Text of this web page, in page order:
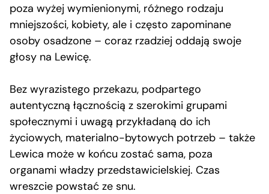
poza wyżej wymienionymi, różnego rodzaju
mniejszości, kobiety, ale i często zapominane
osoby osadzone – coraz rzadziej oddają swoje
głosy na Lewicę.
Bez wyrazistego przekazu, podpartego
autentyczną łącznością z szerokimi grupami
społecznymi i uwagą przykładaną do ich
życiowych, materialno-bytowych potrzeb – także
Lewica może w końcu zostać sama, poza
organami władzy przedstawicielskiej. Czas
wreszcie powstać ze snu.